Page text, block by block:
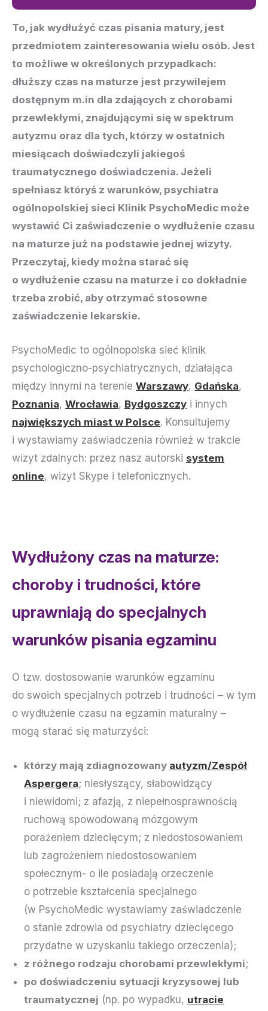
To, jak wydłużyć czas pisania matury, jest
przedmiotem zainteresowania wielu osób. Jest
to możliwe w określonych przypadkach:
dłuższy czas na maturze jest przywilejem
dostępnym m.in dla zdających z chorobami
przewlekłymi, znajdującymi się w spektrum
autyzmu oraz dla tych, którzy w ostatnich
miesiącach doświadczyli jakiegoś
traumatycznego doświadczenia. Jeżeli
spełniasz któryś z warunków, psychiatra
ogólnopolskiej sieci Klinik PsychoMedic może
wystawić Ci zaświadczenie o wydłużenie czasu
na maturze już na podstawie jednej wizyty.
Przeczytaj, kiedy można starać się
o wydłużenie czasu na maturze i co dokładnie
trzeba zrobić, aby otrzymać stosowne
zaświadczenie lekarskie.
PsychoMedic to ogólnopolska sieć klinik
psychologiczno-psychiatrycznych, działająca
między innymi na terenie Warszawy, Gdańska,
Poznania, Wrocławia, Bydgoszczy i innych
największych miast w Polsce. Konsultujemy
i wystawiamy zaświadczenia również w trakcie
wizyt zdalnych: przez nasz autorski system
online, wizyt Skype i telefonicznych.
Wydłużony czas na maturze:
choroby i trudności, które
uprawniają do specjalnych
warunków pisania egzaminu
O tzw. dostosowanie warunków egzaminu
do swoich specjalnych potrzeb i trudności – w tym
o wydłużenie czasu na egzamin maturalny –
mogą starać się maturzyści:
którzy mają zdiagnozowany autyzm/Zespół
Aspergera; niesłyszący, słabowidzący
i niewidomi; z afazją, z niepełnosprawnością
ruchową spowodowaną mózgowym
porażeniem dziecięcym; z niedostosowaniem
lub zagrożeniem niedostosowaniem
społecznym- o ile posiadają orzeczenie
o potrzebie kształcenia specjalnego
(w PsychoMedic wystawiamy zaświadczenie
o stanie zdrowia od psychiatry dziecięcego
przydatne w uzyskaniu takiego orzeczenia);
z różnego rodzaju chorobami przewlekłymi;
po doświadczeniu sytuacji kryzysowej lub
traumatycznej (np. po wypadku, utracie